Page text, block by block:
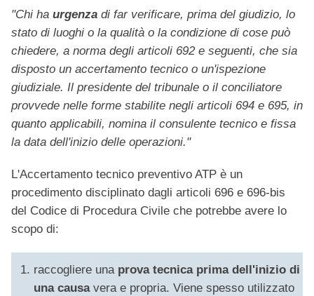
"Chi ha urgenza di far verificare, prima del giudizio, lo
stato di luoghi o la qualità o la condizione di cose può
chiedere, a norma degli articoli 692 e seguenti, che sia
disposto un accertamento tecnico o un'ispezione
giudiziale. Il presidente del tribunale o il conciliatore
provvede nelle forme stabilite negli articoli 694 e 695, in
quanto applicabili, nomina il consulente tecnico e fissa
la data dell'inizio delle operazioni."
L'Accertamento tecnico preventivo ATP è un
procedimento disciplinato dagli articoli 696 e 696-bis
del Codice di Procedura Civile che potrebbe avere lo
scopo di:
raccogliere una prova tecnica prima dell'inizio di
una causavera e propria. Viene spesso utilizzato